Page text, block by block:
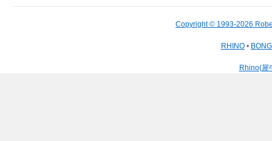
Copyright © 1993-2026
RHINO •
Rhino(犀